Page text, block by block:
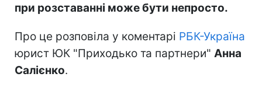
при розставанні може бути непросто.
Про це розповіла у коментарі РБК-Україна
юрист ЮК "Приходько та партнери" Анна
Салієнко.